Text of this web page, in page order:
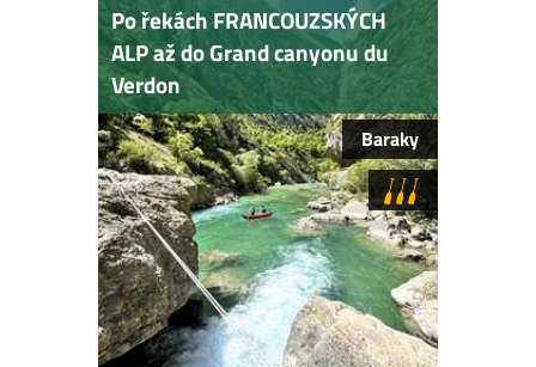
Po řekách FRANCOUZSKÝCH
ALP až do Grand canyonu du
Verdon
Baraky